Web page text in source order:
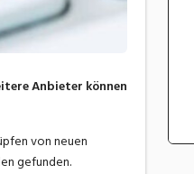
Anbieter können
von neuen
gefunden.